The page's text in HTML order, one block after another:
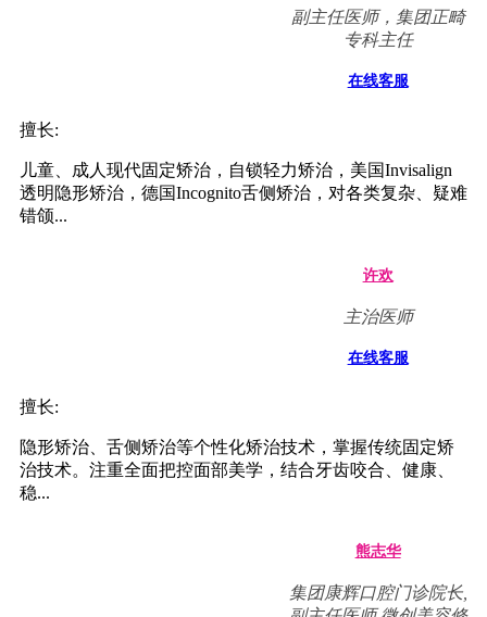
副主任医师，集团正畸
专科主任
在线客服
擅长:
儿童、成人现代固定矫治，自锁轻力矫治，美国Invisalign
透明隐形矫治，德国Incognito舌侧矫治，对各类复杂、疑难
错颌...
许欢
主治医师
在线客服
擅长:
隐形矫治、舌侧矫治等个性化矫治技术，掌握传统固定矫
治技术。注重全面把控面部美学，结合牙齿咬合、健康、
稳...
熊志华
集团康辉口腔门诊院长,